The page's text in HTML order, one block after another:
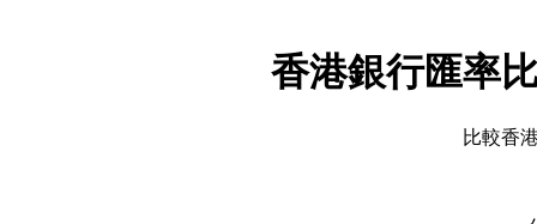
香港銀行匯率
比較香